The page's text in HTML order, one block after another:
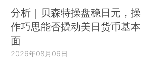
为受到了相关措施的影响，而非
情的传播造成了冲击（Baldwin，
运输也是风险来源之一。对于
分析｜贝森特操盘稳日元，操
作巧思能否撬动美日货币基本
面
2026年08月06日